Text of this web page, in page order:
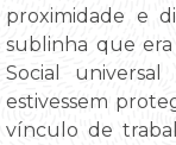
proximidade e
sublinha que
Social universal
estivessem
vínculo de